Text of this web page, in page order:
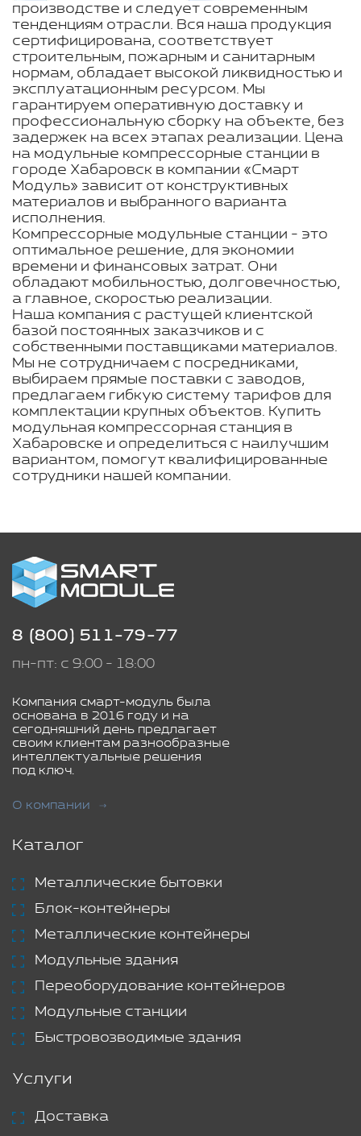
производстве и следует современным
тенденциям отрасли. Вся наша продукция
сертифицирована, соответствует
строительным, пожарным и санитарным
нормам, обладает высокой ликвидностью и
эксплуатационным ресурсом. Мы
гарантируем оперативную доставку и
профессиональную сборку на объекте, без
задержек на всех этапах реализации. Цена
на модульные компрессорные станции в
городе Хабаровск в компании «Смарт
Модуль» зависит от конструктивных
материалов и выбранного варианта
исполнения.
Компрессорные модульные станции - это
оптимальное решение, для экономии
времени и финансовых затрат. Они
обладают мобильностью, долговечностью,
а главное, скоростью реализации.
Наша компания с растущей клиентской
базой постоянных заказчиков и с
собственными поставщиками материалов.
Мы не сотрудничаем с посредниками,
выбираем прямые поставки с заводов,
предлагаем гибкую систему тарифов для
комплектации крупных объектов. Купить
модульная компрессорная станция в
Хабаровске и определиться с наилучшим
вариантом, помогут квалифицированные
сотрудники нашей компании.
8 (800) 511-79-77
пн-пт: с 9:00 - 18:00
Компания смарт-модуль была
основана в 2016 году и на
сегодняшний день предлагает
своим клиентам разнообразные
интеллектуальные решения
под ключ.
О компании
Каталог
Металлические бытовки
Блок-контейнеры
Металлические контейнеры
Модульные здания
Переоборудование контейнеров
Модульные станции
Быстровозводимые здания
Услуги
Доставка